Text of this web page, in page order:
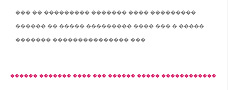
��� �� ��������� ������� ���� ���������
������ �� ����� ��������� ���� ��� � �����
������� ��������������� ���
������ ������� ���� ��� ������ ����� ������������